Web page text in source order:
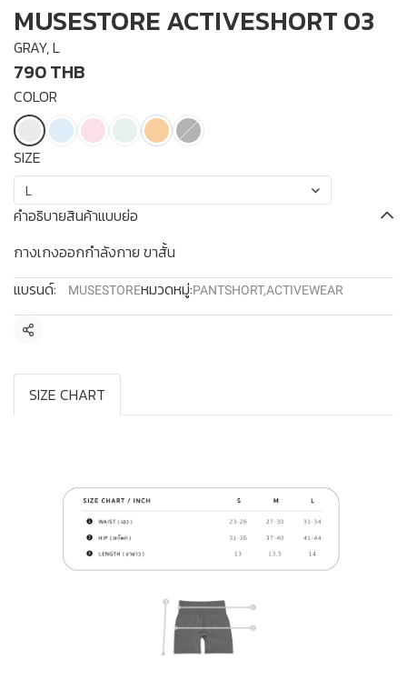
MUSESTORE ACTIVESHORT 03
GRAY, L
790 THB
COLOR
SIZE
L
คำอธิบายสินค้าแบบย่อ
กางเกงออกกำลังกาย ขาสั้น
แบรนด์:
MUSESTOREหมวดหมู่:PANTSHORT,ACTIVEWEAR
แชร์
SIZE CHART